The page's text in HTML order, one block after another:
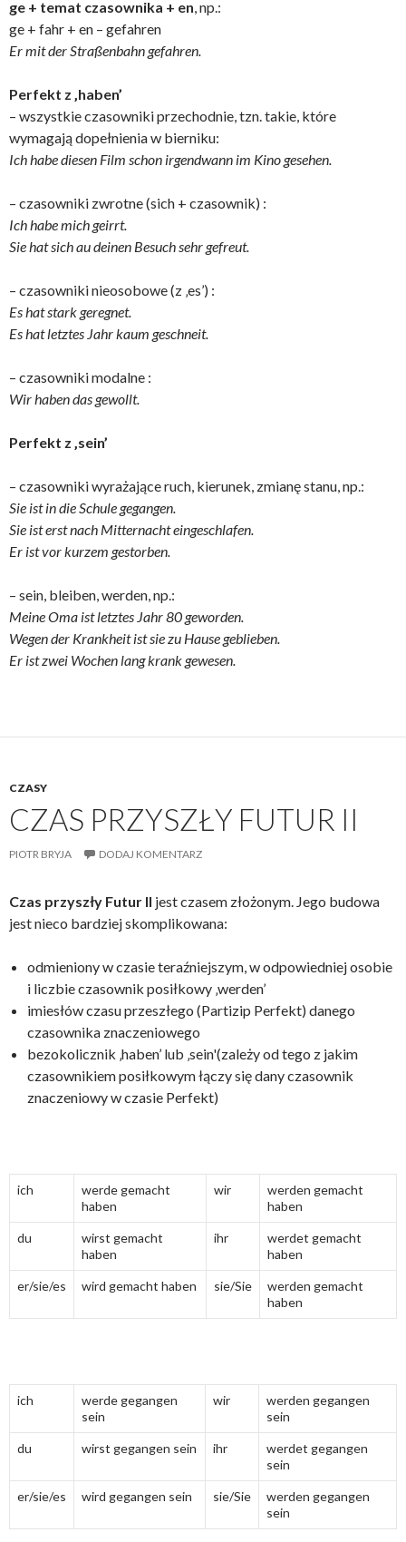
ge + temat czasownika + en, np.:
ge + fahr + en – gefahren
Er mit der Straßenbahn gefahren.
Perfekt z ‚haben’
– wszystkie czasowniki przechodnie, tzn. takie, które
wymagają dopełnienia w bierniku:
Ich habe diesen Film schon irgendwann im Kino gesehen.
– czasowniki zwrotne (sich + czasownik) :
Ich habe mich geirrt.
Sie hat sich au deinen Besuch sehr gefreut.
– czasowniki nieosobowe (z ‚es’) :
Es hat stark geregnet.
Es hat letztes Jahr kaum geschneit.
– czasowniki modalne :
Wir haben das gewollt.
Perfekt z ‚sein’
– czasowniki wyrażające ruch, kierunek, zmianę stanu, np.:
Sie ist in die Schule gegangen.
Sie ist erst nach Mitternacht eingeschlafen.
Er ist vor kurzem gestorben.
– sein, bleiben, werden, np.:
Meine Oma ist letztes Jahr 80 geworden.
Wegen der Krankheit ist sie zu Hause geblieben.
Er ist zwei Wochen lang krank gewesen.
CZASY
CZAS PRZYSZŁY FUTUR II
PIOTR BRYJA DODAJ KOMENTARZ
Czas przyszły Futur II jest czasem złożonym. Jego budowa
jest nieco bardziej skomplikowana:
odmieniony w czasie teraźniejszym, w odpowiedniej osobie
i liczbie czasownik posiłkowy ‚werden’
imiesłów czasu przeszłego (Partizip Perfekt) danego
czasownika znaczeniowego
bezokolicznik ‚haben’ lub ‚sein'(zależy od tego z jakim
czasownikiem posiłkowym łączy się dany czasownik
znaczeniowy w czasie Perfekt)
ich
werde gemacht
haben
wir
werden gemacht
haben
du
wirst gemacht
haben
ihr
werdet gemacht
haben
er/sie/es wird gemacht haben sie/Sie
werden gemacht
haben
ich
werde gegangen
sein
wir
werden gegangen
sein
du wirst gegangen sein ihr
werdet gegangen
sein
er/sie/es wird gegangen sein sie/Sie
werden gegangen
sein